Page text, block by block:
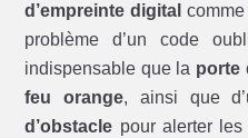
d’empreinte digital comme
problème d’un code
indispensable que la porte
feu orange, ainsi que
d’obstacle pour alerter les